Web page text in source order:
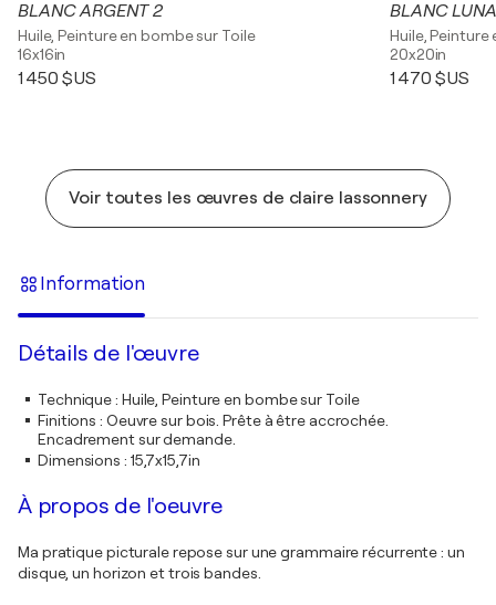
BLANC ARGENT 2
Huile, Peinture en bombe sur Toile
16x16in
1 450 $US
BLANC
Huile, Peinture
20x20in
1 470 $US
Voir toutes les œuvres de claire lassonnery
Information
Détails de l'œuvre
Technique: Huile, Peinture en bombe sur Toile
Finitions : Oeuvre sur bois. Prête à être accrochée.
Encadrement sur demande.
Dimensions : 15,7x15,7in
À propos de l'oeuvre
Ma pratique picturale repose sur une grammaire récurrente : un
disque, un horizon et trois bandes.